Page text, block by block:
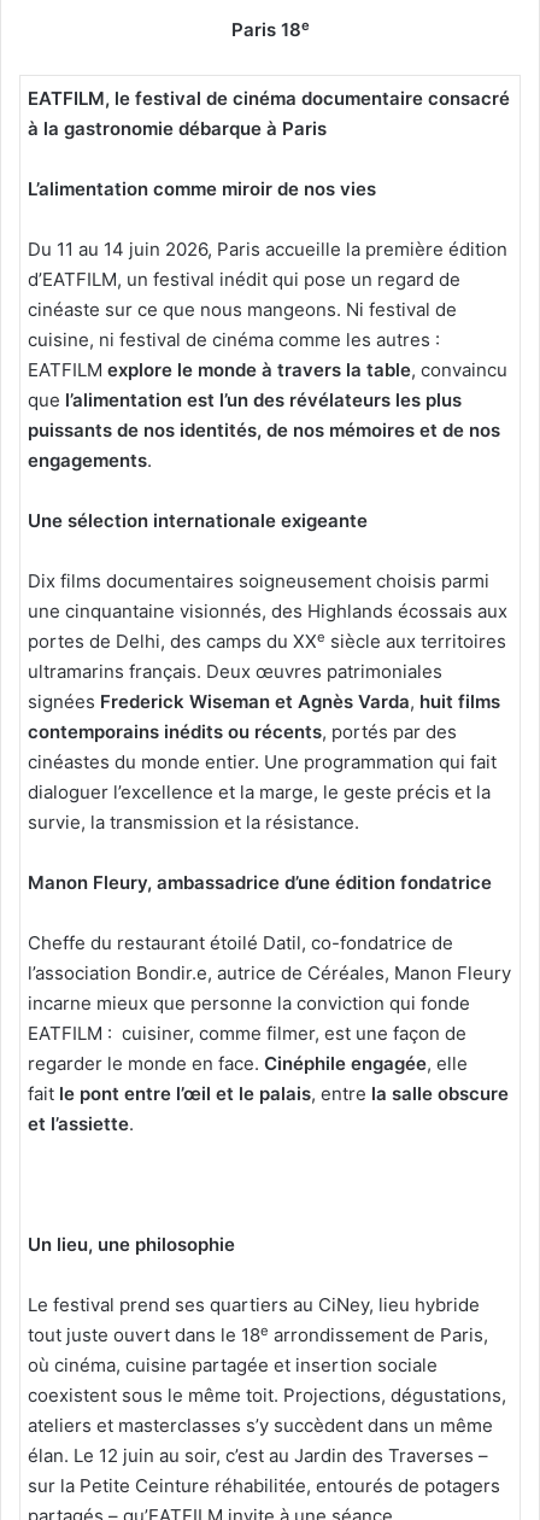
Paris 18e
EATFILM, le festival de cinéma documentaire consacré
à la gastronomie débarque à Paris
L’alimentation comme miroir de nos vies
Du 11 au 14 juin 2026, Paris accueille la première édition
d’EATFILM, un festival inédit qui pose un regard de
cinéaste sur ce que nous mangeons. Ni festival de
cuisine, ni festival de cinéma comme les autres :
EATFILM explore le monde à travers la table, convaincu
que l’alimentation est l’un des révélateurs les plus
puissants de nos identités, de nos mémoires et de nos
engagements.
Une sélection internationale exigeante
Dix films documentaires soigneusement choisis parmi
une cinquantaine visionnés, des Highlands écossais aux
portes de Delhi, des camps du XXe siècle aux territoires
ultramarins français. Deux œuvres patrimoniales
signées Frederick Wiseman et Agnès Varda, huit films
contemporains inédits ou récents, portés par des
cinéastes du monde entier. Une programmation qui fait
dialoguer l’excellence et la marge, le geste précis et la
survie, la transmission et la résistance.
Manon Fleury, ambassadrice d’une édition fondatrice
Cheffe du restaurant étoilé Datil, co-fondatrice de
l’association Bondir.e, autrice de Céréales, Manon Fleury
incarne mieux que personne la conviction qui fonde
EATFILM : cuisiner, comme filmer, est une façon de
regarder le monde en face. Cinéphile engagée, elle
fait le pont entre l’œil et le palais, entre la salle obscure
et l’assiette.
Un lieu, une philosophie
Le festival prend ses quartiers au CiNey, lieu hybride
tout juste ouvert dans le 18e arrondissement de Paris,
où cinéma, cuisine partagée et insertion sociale
coexistent sous le même toit. Projections, dégustations,
ateliers et masterclasses s’y succèdent dans un même
élan. Le 12 juin au soir, c’est au Jardin des Traverses –
sur la Petite Ceinture réhabilitée, entourés de potagers